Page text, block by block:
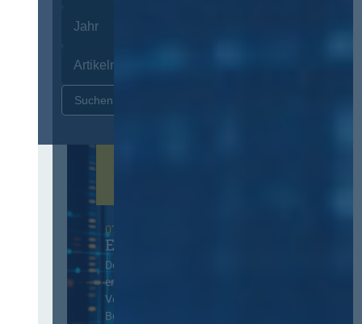
07. Oktober 2026 in Berlin
EVB-IT Thementag
Der Thementag für die
ergänzenden
Vertragsbedingungen von IT-
Beschaffung in der